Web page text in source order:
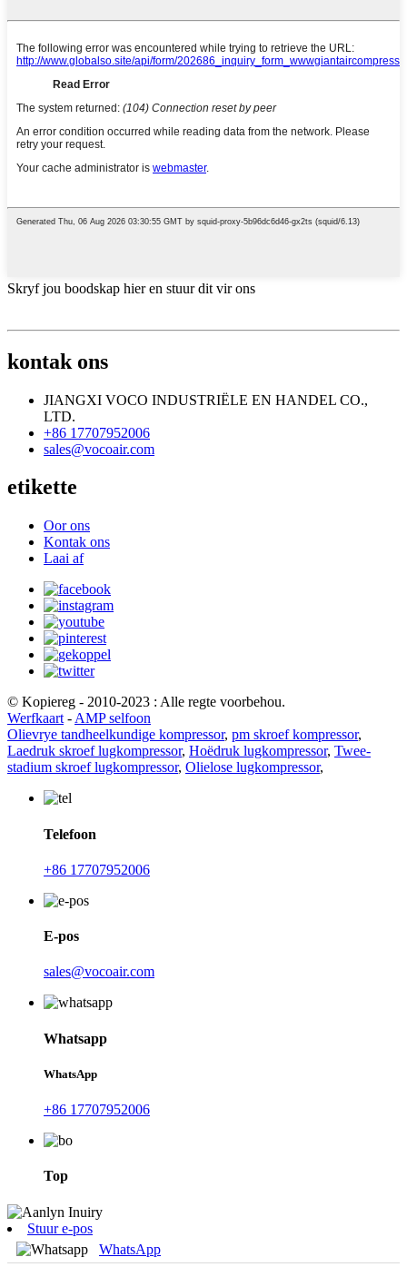
Skryf jou boodskap hier en stuur dit vir ons
kontak ons
JIANGXI VOCO INDUSTRIËLE EN HANDEL CO.,
LTD.
+86 17707952006
sales@vocoair.com
etikette
Oor ons
Kontak ons
Laai af
© Kopiereg - 2010-2023 : Alle regte voorbehou.
Werfkaart - AMP selfoon
Olievrye tandheelkundige kompressor, pm skroef kompressor,
Laedruk skroef lugkompressor, Hoëdruk lugkompressor, Twee-
stadium skroef lugkompressor, Olielose lugkompressor,
Telefoon
+86 17707952006
E-pos
sales@vocoair.com
Whatsapp
WhatsApp
+86 17707952006
Top
Stuur e-pos
WhatsApp